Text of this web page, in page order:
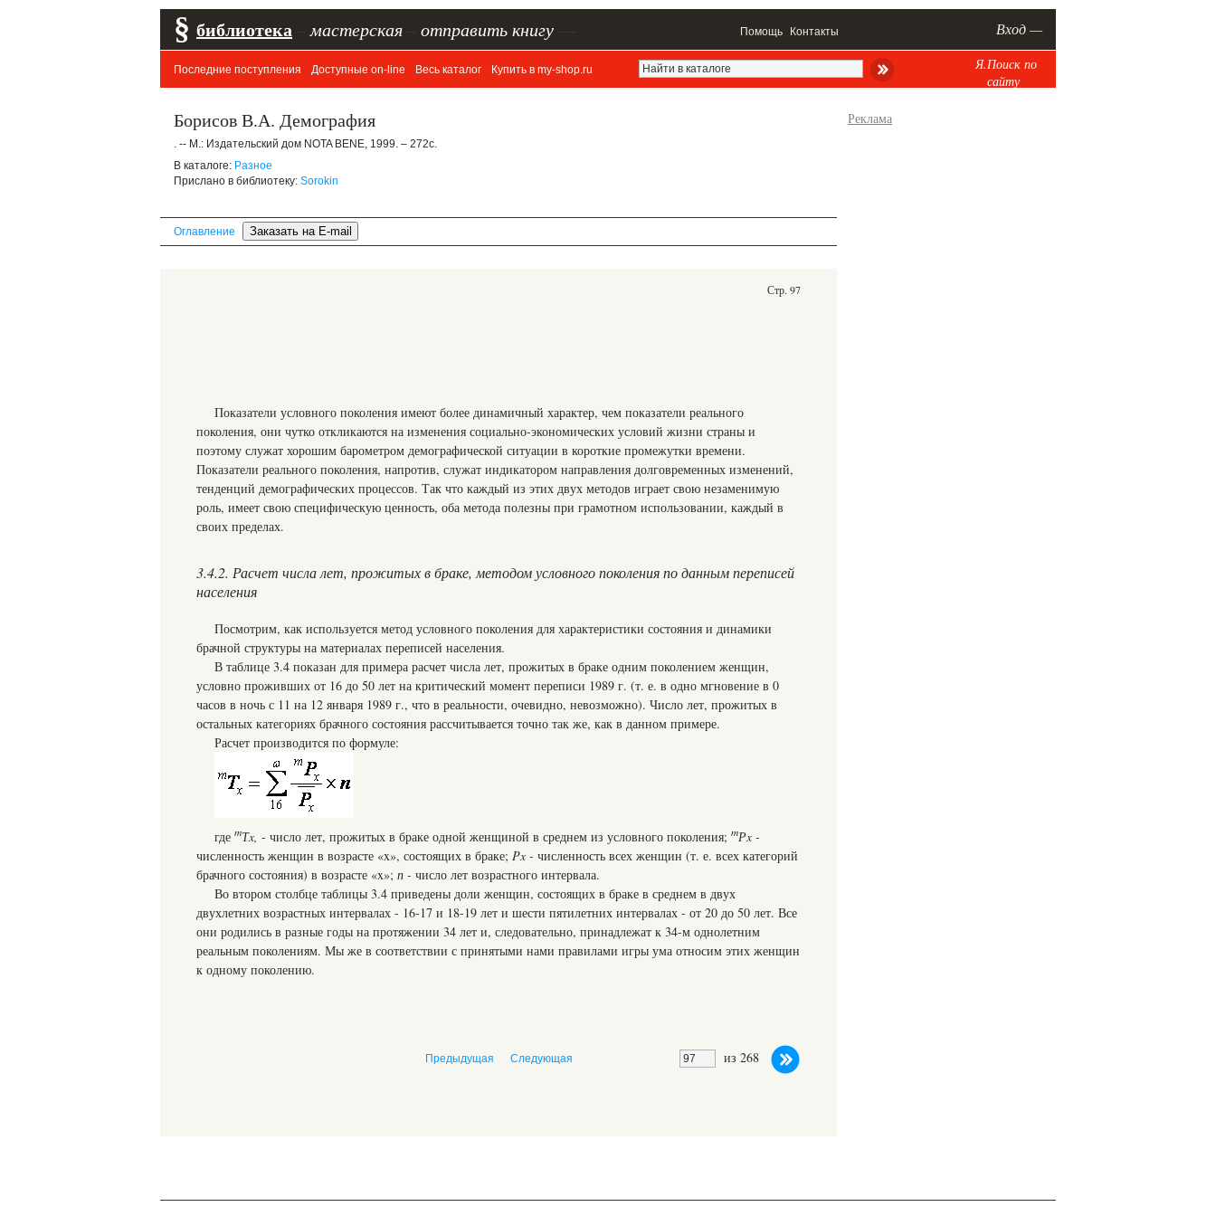
§ библиотека мастерская отправить книгу Помощь Контакты Вход —
Последние поступления Доступные on-line Весь каталог Купить в my-shop.ru
Я.Поиск по
сайту
Борисов В.А. Демография
. -- М.: Издательский дом NOTA BENE, 1999. – 272с.
В каталоге: Разное
Прислано в библиотеку: Sorokin
Оглавление
Стр. 97
Показатели условного поколения имеют более динамичный характер, чем показатели реального
поколения, они чутко откликаются на изменения социально-экономических условий жизни страны и
поэтому служат хорошим барометром демографической ситуации в короткие промежутки времени.
Показатели реального поколения, напротив, служат индикатором направления долговременных изменений,
тенденций демографических процессов. Так что каждый из этих двух методов играет свою незаменимую
роль, имеет свою специфическую ценность, оба метода полезны при грамотном использовании, каждый в
своих пределах.
3.4.2. Расчет числа лет, прожитых в браке, методом условного поколения по данным переписей
населения
Посмотрим, как используется метод условного поколения для характеристики состояния и динамики
брачной структуры на материалах переписей населения.
В таблице 3.4 показан для примера расчет числа лет, прожитых в браке одним поколением женщин,
условно проживших от 16 до 50 лет на критический момент переписи 1989 г. (т. е. в одно мгновение в 0
часов в ночь с 11 на 12 января 1989 г., что в реальности, очевидно, невозможно). Число лет, прожитых в
остальных категориях брачного состояния рассчитывается точно так же, как в данном примере.
Расчет производится по формуле:
где mТx, - число лет, прожитых в браке одной женщиной в среднем из условного поколения; mРx -
численность женщин в возрасте «x», состоящих в браке; Px - численность всех женщин (т. е. всех категорий
брачного состояния) в возрасте «x»; п - число лет возрастного интервала.
Во втором столбце таблицы 3.4 приведены доли женщин, состоящих в браке в среднем в двух
двухлетних возрастных интервалах - 16-17 и 18-19 лет и шести пятилетних интервалах - от 20 до 50 лет. Все
они родились в разные годы на протяжении 34 лет и, следовательно, принадлежат к 34-м однолетним
реальным поколениям. Мы же в соответствии с принятыми нами правилами игры ума относим этих женщин
к одному поколению.
из 268
Предыдущая Следующая
Реклама